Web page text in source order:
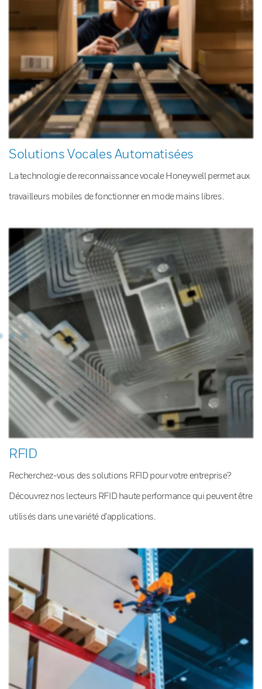
Solutions Vocales Automatisées
La technologie de reconnaissance vocale Honeywell permet aux
travailleurs mobiles de fonctionner en mode mains libres.
RFID
Recherchez-vous des solutions RFID pour votre entreprise?
Découvrez nos lecteurs RFID haute performance qui peuvent être
utilisés dans une variété d’applications.